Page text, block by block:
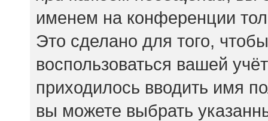
именем на конференции
Это сделано для того,
воспользоваться вашей
приходилось вводить имя
вы можете выбрать